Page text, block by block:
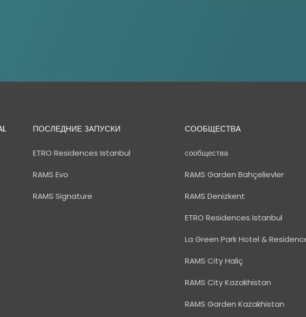
ПОСЛЕДНИЕ ЗАПУСКИ
ETRO Residences Istanbul
RAMS Evo
RAMS Signature
СООБЩЕСТВА
сообщества
RAMS Garden Bahçelievler
RAMS Denizkent
ETRO Residences Istanbul
La Green Park Hotel &
RAMS City Haliç
RAMS City Kazakhistan
RAMS Garden Kazakhistan